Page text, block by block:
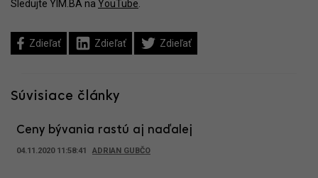
Sledujte YIM.BA na YouTube
Zdieľať Zdieľať Zdieľať
Súvisiace články
Ceny bývania rastú aj naďalej
04.11.2020 11:58:41 ADRIAN GUBČO